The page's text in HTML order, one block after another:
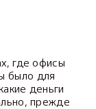
где офисы
было для
деньги
прежде